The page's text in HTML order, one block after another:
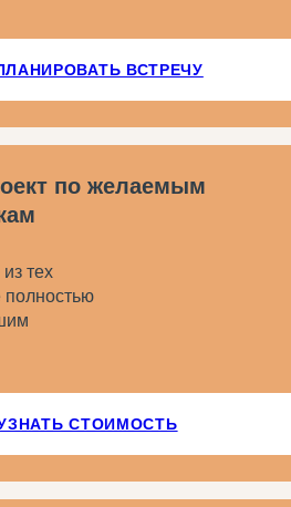
ВСТРЕЧУ
по желаемым
тех
полностью
СТОИМОСТЬ